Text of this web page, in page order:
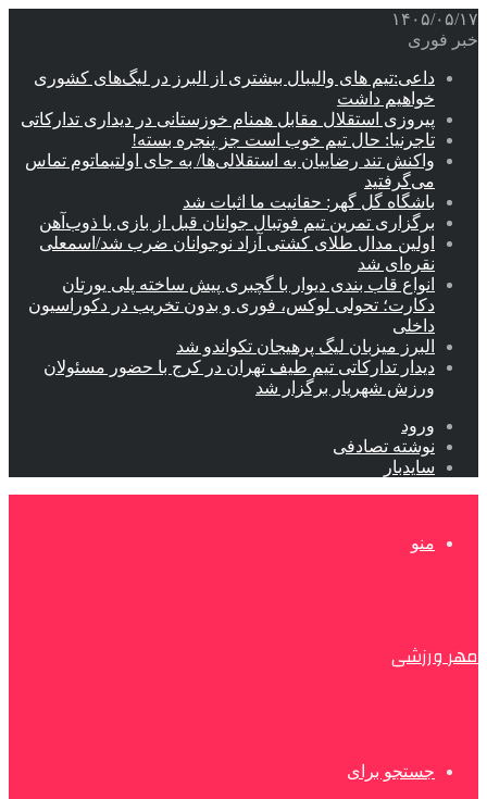
۱۴۰۵/۰۵/۱۷
خبر فوری
داعی:تیم های والیبال بیشتری از البرز در لیگ‌های کشوری
خواهیم داشت
پیروزی استقلال مقابل همنام خوزستانی در دیداری تدارکاتی
تاجرنیا: حال تیم خوب است جز پنجره بسته!
واکنش تند رضاییان به استقلالی‌ها/ به جای اولتیماتوم تماس
می‌گرفتید
باشگاه گل گهر: حقانیت ما اثبات شد
برگزاری تمرین تیم فوتبال جوانان قبل از بازی با ذوب‌آهن
اولین مدال طلای کشتی آزاد نوجوانان ضرب شد/اسمعلی
نقره‌ای شد
انواع قاب بندی دیوار با گچبری پیش ساخته پلی یورتان
دکارت؛ تحولی لوکس، فوری و بدون تخریب در دکوراسیون
داخلی
البرز میزبان لیگ پرهیجان تکواندو شد
دیدار تدارکاتی تیم طیف تهران در کرج با حضور مسئولان
ورزش شهریار برگزار شد
ورود
نوشته تصادفی
سایدبار
منو
مهر ورزشی
جستجو برای